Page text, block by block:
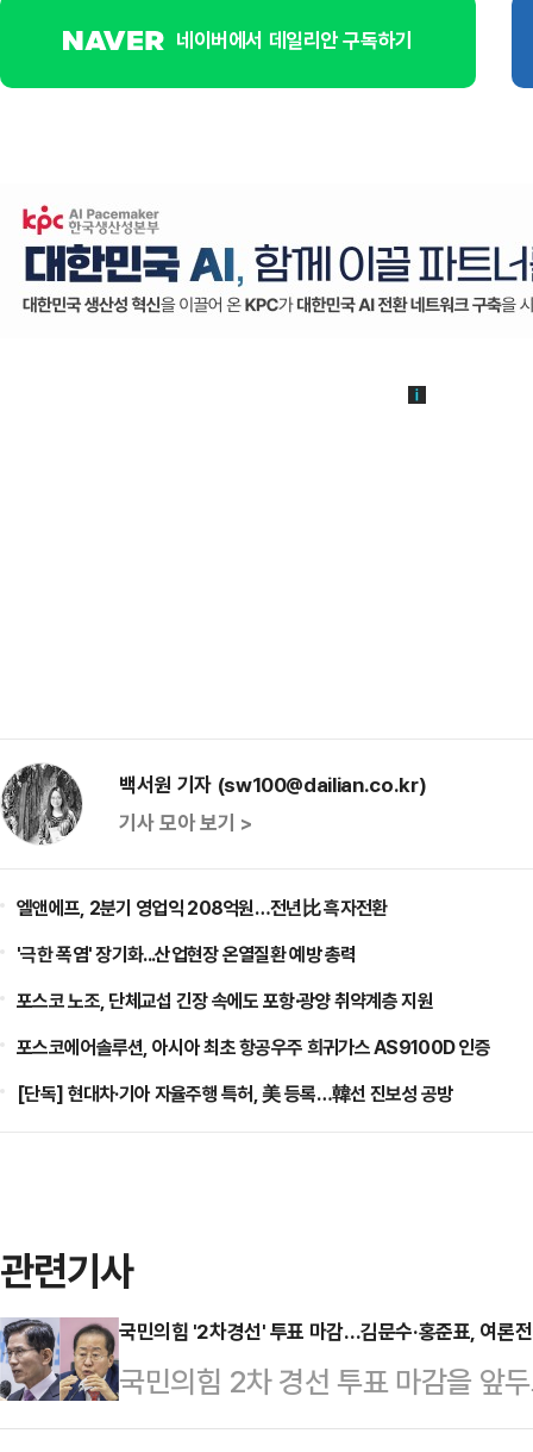
네이버에서 데일리안 구독하기
백서원 기자 (sw100@dailian.co.kr)
기사 모아 보기 >
엘앤에프, 2분기 영업익 208억원…전년比 흑자전환
'극한 폭염' 장기화...산업현장 온열질환 예방 총력
포스코 노조, 단체교섭 긴장 속에도 포항·광양 취약계층 지원
포스코에어솔루션, 아시아 최초 항공우주 희귀가스 AS9100D 인증
[단독] 현대차·기아 자율주행 특허, 美 등록…韓선 진보성 공방
관련기사
국민의힘 '2차경선' 투표 마감…김문수·홍준표, 여론
국민의힘 2차 경선 투표 마감을 앞
중도 표심 공략에 나선 가운데, 김